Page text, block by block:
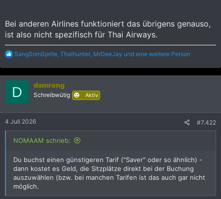
Bei anderen Airlines funktioniert das übrigens genauso,
ist also nicht spezifisch für Thai Airways.
R
a
k
n
:
SangSomSprite, Thaihunter, MrDeeJay und eine weitere Person
D damrong
Schreibwütig Aktiv
4 Juli 2026 #7.422
NOMAAM schrieb:
Du buchst einen günstigeren Tarif ("Saver" oder so ähnlich) -
dann kostet es Geld, die Sitzplätze direkt bei der Buchung
auszuwählen (bzw. bei manchen Tarifen ist das auch gar nicht
möglich.